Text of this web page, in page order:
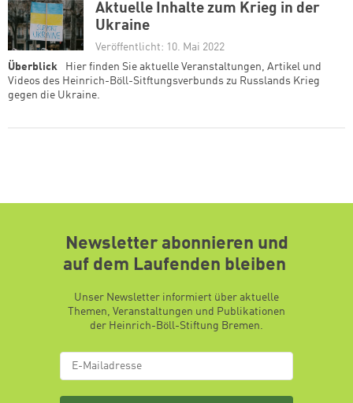
Aktuelle Inhalte zum Krieg in der
Ukraine
Veröffentlicht: 10. Mai 2022
Überblick
Hier finden Sie aktuelle Veranstaltungen, Artikel und
Videos des Heinrich-Böll-Sitftungsverbunds zu Russlands Krieg
gegen die Ukraine.
Newsletter abonnieren und
auf dem Laufenden bleiben
Unser Newsletter informiert über aktuelle
Themen, Veranstaltungen und Publikationen
der Heinrich-Böll-Stiftung Bremen.